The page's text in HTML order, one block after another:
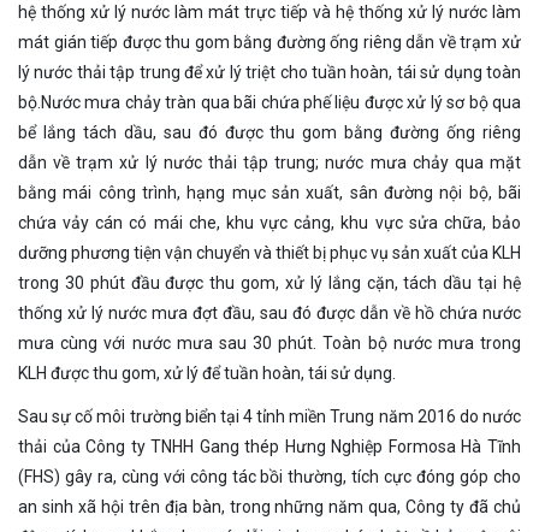
hệ thống xử lý nước làm mát trực tiếp và hệ thống xử lý nước làm
mát gián tiếp được thu gom bằng đường ống riêng dẫn về trạm xử
lý nước thải tập trung để xử lý triệt cho tuần hoàn, tái sử dụng toàn
bộ.Nước mưa chảy tràn qua bãi chứa phế liệu được xử lý sơ bộ qua
bể lắng tách dầu, sau đó được thu gom bằng đường ống riêng
dẫn về trạm xử lý nước thải tập trung; nước mưa chảy qua mặt
bằng mái công trình, hạng mục sản xuất, sân đường nội bộ, bãi
chứa vảy cán có mái che, khu vực cảng, khu vực sửa chữa, bảo
dưỡng phương tiện vận chuyển và thiết bị phục vụ sản xuất của KLH
trong 30 phút đầu được thu gom, xử lý lắng cặn, tách dầu tại hệ
thống xử lý nước mưa đợt đầu, sau đó được dẫn về hồ chứa nước
mưa cùng với nước mưa sau 30 phút. Toàn bộ nước mưa trong
KLH được thu gom, xử lý để tuần hoàn, tái sử dụng.
Sau sự cố môi trường biển tại 4 tỉnh miền Trung năm 2016 do nước
thải của Công ty TNHH Gang thép Hưng Nghiệp Formosa Hà Tĩnh
(FHS) gây ra, cùng với công tác bồi thường, tích cực đóng góp cho
an sinh xã hội trên địa bàn, trong những năm qua, Công ty đã chủ